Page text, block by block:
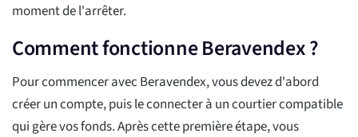
moment de l'arrêter.
Comment fonctionne Beravendex ?
Pour commencer avec Beravendex, vous devez d'abord
créer un compte, puis le connecter à un courtier compatible
qui gère vos fonds. Après cette première étape, vous